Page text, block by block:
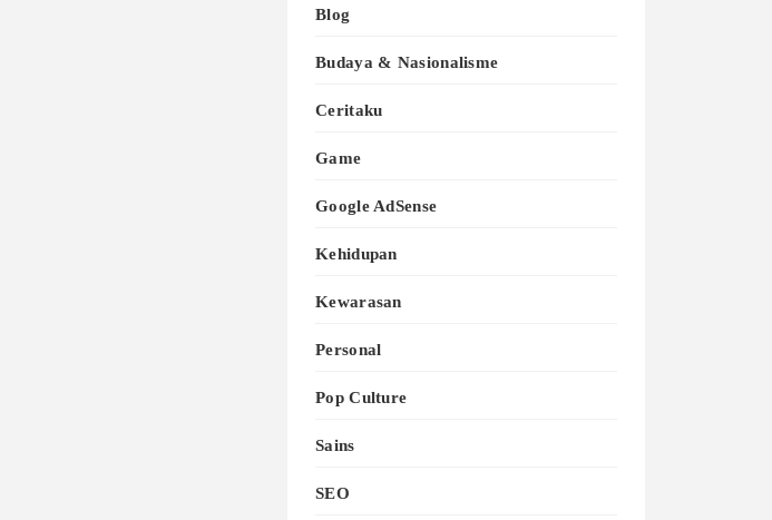
Blog
Budaya & Nasionalisme
Ceritaku
Game
Google AdSense
Kehidupan
Kewarasan
Personal
Pop Culture
Sains
SEO